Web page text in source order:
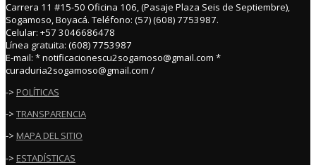
Carrera 11 #15-50 Oficina 106, (Pasaje Plaza Seis de Septiembre),
Sogamoso, Boyacá. Teléfono: (57) (608) 7753987.
Celular: +57 3046686478
Línea gratuita: (608) 7753987
E-mail: * notificacionescu2sogamoso@gmail.com *
curaduria2sogamoso@gmail.com /
-> POLÍTICAS
-> TRANSPARENCIA
-> MAPA DEL SITIO
-> ESTADÍSTICAS